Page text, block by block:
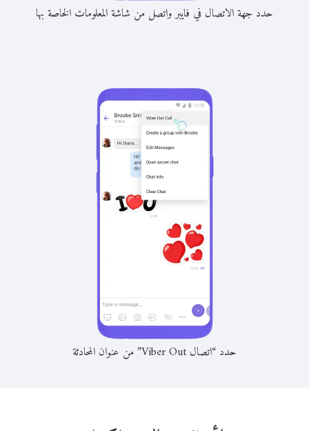
حدد جهة الاتصال في فايبر واتصل من شاشة المعلومات الخاصة بها
حدد “اتصال Viber Out” من عنوان المحادثة